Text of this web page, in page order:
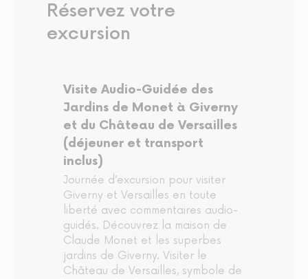
Réservez votre
excursion
Visite Audio-Guidée des
Jardins de Monet à Giverny
et du Château de Versailles
(déjeuner et transport
inclus)
Journée d’excursion pour visiter
Giverny et Versailles en toute
liberté avec commentaires audio-
guidés. Découvrez la maison de
Claude Monet et les superbes
jardins de Giverny. Visiter le
Château de Versailles, symbole de